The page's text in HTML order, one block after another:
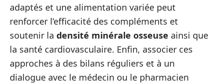
adaptés et une alimentation variée peut
renforcer l’efficacité des compléments et
soutenir la densité minérale osseuse ainsi que
la santé cardiovasculaire. Enfin, associer ces
approches à des bilans réguliers et à un
dialogue avec le médecin ou le pharmacien